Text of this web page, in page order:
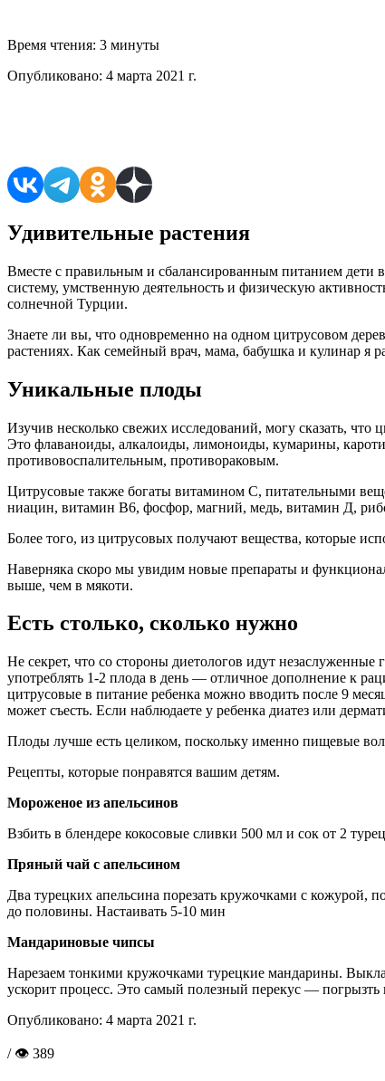
Время чтения: 3 минуты
Опубликовано: 4 марта 2021 г.
Удивительные растения
Вместе с правильным и сбалансированным питанием
систему, умственную деятельность и физическую
солнечной Турции.
Знаете ли вы, что одновременно на одном цитрусовом
растениях. Как семейный врач, мама, бабушка и кулинар я
Уникальные плоды
Изучив несколько свежих исследований, могу сказать,
Это флаваноиды, алкалоиды, лимоноиды, кумарины,
противовоспалительным, противораковым.
Цитрусовые также богаты витамином С, питательными
ниацин, витамин В6, фосфор, магний, медь, витамин Д,
Более того, из цитрусовых получают вещества, которые
Наверняка скоро мы увидим новые препараты и
выше, чем в мякоти.
Есть столько, сколько нужно
Не секрет, что со стороны диетологов идут
употреблять 1-2 плода в день — отличное дополнение к
цитрусовые в питание ребенка можно вводить после 9
может съесть. Если наблюдаете у ребенка диатез или
Плоды лучше есть целиком, поскольку именно пищевые
Рецепты, которые понравятся вашим детям.
Мороженое из апельсинов
Взбить в блендере кокосовые сливки 500 мл и сок от 2
Пряный чай с апельсином
Два турецких апельсина порезать кружочками с кожурой,
до половины. Настаивать 5-10 мин
Мандариновые чипсы
Нарезаем тонкими кружочками турецкие мандарины.
ускорит процесс. Это самый полезный перекус — погрызть
Опубликовано: 4 марта 2021 г.
/ 👁 389